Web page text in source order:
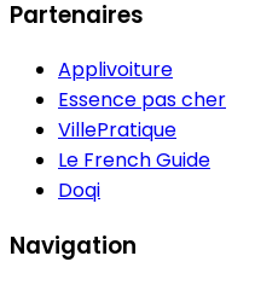
Partenaires
Applivoiture
Essence pas cher
VillePratique
Le French Guide
Doqi
Navigation